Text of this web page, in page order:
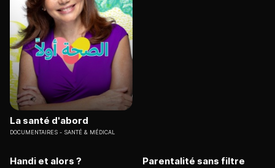
La santé d'abord
DOCUMENTAIRES SANTÉ & MÉDICAL
Handi et alors ? Parentalité sans filtre